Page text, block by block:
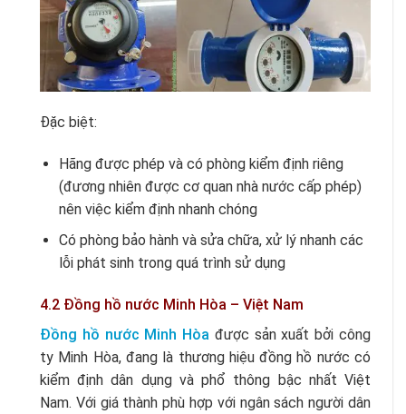
Đặc biệt:
Hãng được phép và có phòng kiểm định riêng
(đương nhiên được cơ quan nhà nước cấp phép)
nên việc kiểm định nhanh chóng
Có phòng bảo hành và sửa chữa, xử lý nhanh các
lỗi phát sinh trong quá trình sử dụng
4.2 Đồng hồ nước Minh Hòa – Việt Nam
Đồng hồ nước Minh Hòa được sản xuất bởi công
ty Minh Hòa, đang là thương hiệu đồng hồ nước có
kiểm định dân dụng và phổ thông bậc nhất Việt
Nam. Với giá thành phù hợp với ngân sách người dân